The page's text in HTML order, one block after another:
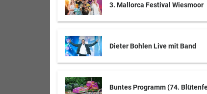
3. Mallorca Festival Wiesmoor
Dieter Bohlen Live mit Band
Buntes Programm (74.